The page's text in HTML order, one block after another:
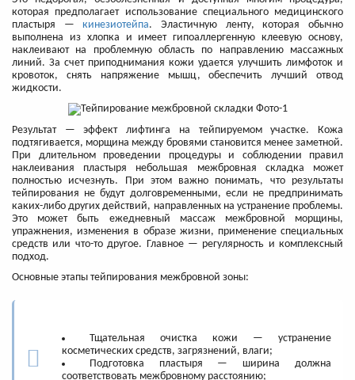
которая предполагает использование специального медицинского
пластыря — кинезиотейпа. Эластичную ленту, которая обычно
выполнена из хлопка и имеет гипоаллергенную клеевую основу,
наклеивают на проблемную область по направлению массажных
линий. За счет приподнимания кожи удается улучшить лимфоток и
кровоток, снять напряжение мышц, обеспечить лучший отвод
жидкости.
Результат — эффект лифтинга на тейпируемом участке. Кожа
подтягивается, морщина между бровями становится менее заметной.
При длительном проведении процедуры и соблюдении правил
наклеивания пластыря небольшая межбровная складка может
полностью исчезнуть. При этом важно понимать, что результаты
тейпирования не будут долговременными, если не предпринимать
каких-либо других действий, направленных на устранение проблемы.
Это может быть ежедневный массаж межбровной морщины,
упражнения, изменения в образе жизни, применение специальных
средств или что-то другое. Главное — регулярность и комплексный
подход.
Основные этапы тейпирования межбровной зоны:
Тщательная очистка кожи — устранение
косметических средств, загрязнений, влаги;
Подготовка пластыря — ширина должна
соответствовать межбровному расстоянию;